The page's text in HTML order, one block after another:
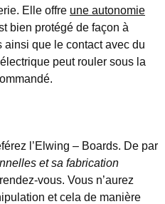
Elle offre une autonomie
bien protégé de façon à
que le contact avec du
peut rouler sous la
l’Elwing – Boards. De par
et sa fabrication
vous. Vous n’aurez
et cela de manière